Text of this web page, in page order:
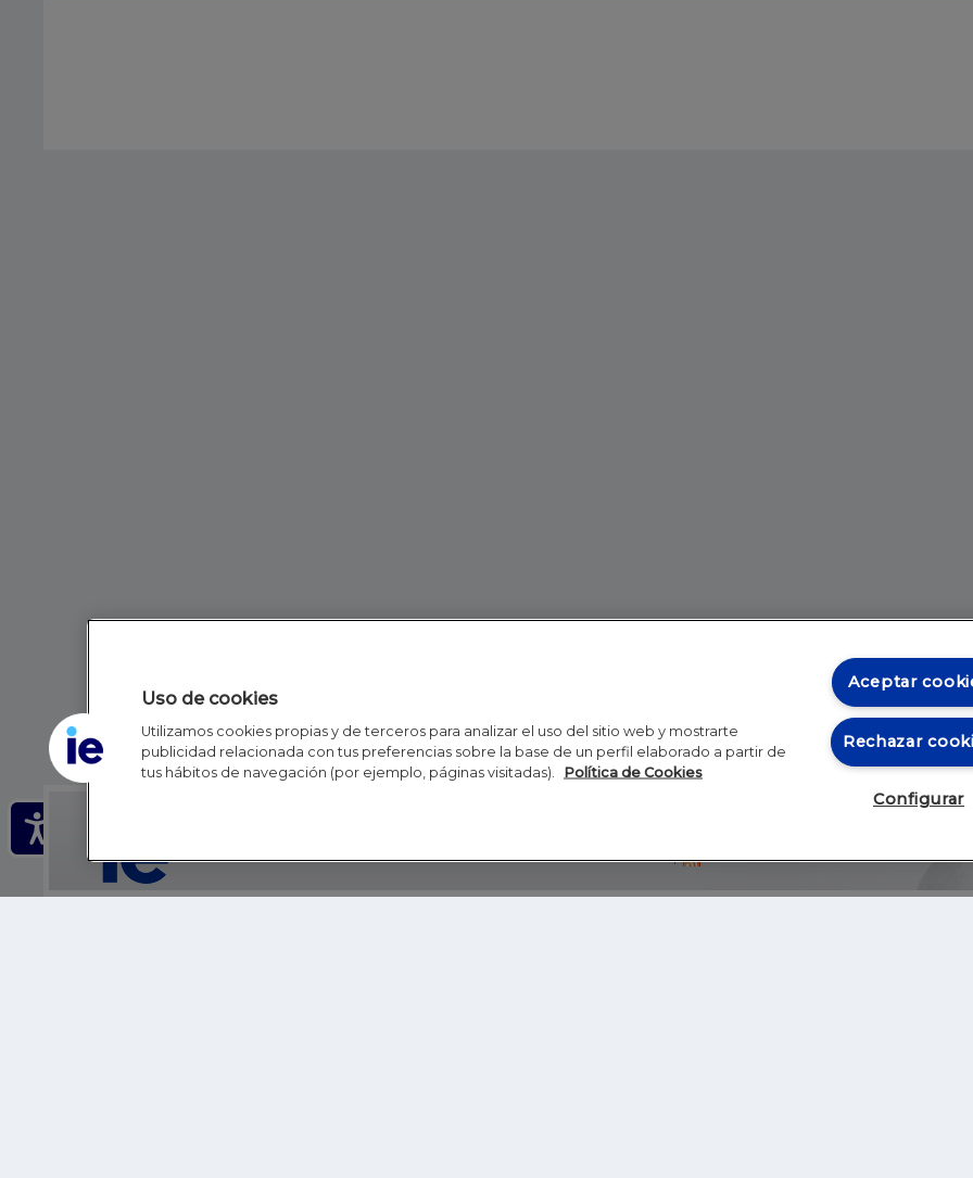
Inicio RSS
Uso de cookies
Utilizamos cookies propias y de terceros para analizar el uso del sitio web y mostrarte
publicidad relacionada con tus preferencias sobre la base de un perfil elaborado a partir de
tus hábitos de navegación (por ejemplo, páginas visitadas).
Política de Cookies
Aceptar
Rechazar
Configurar